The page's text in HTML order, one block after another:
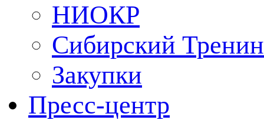
НИОКР
Сибирский
Закупки
Пресс-центр